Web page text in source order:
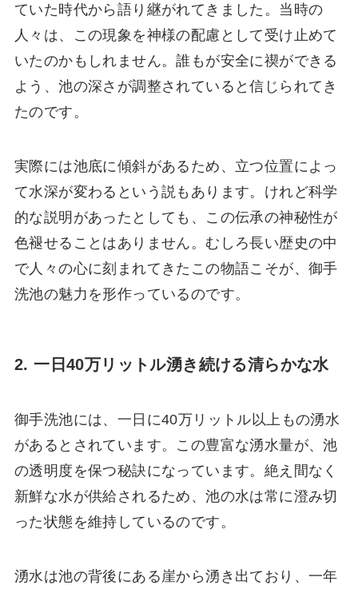
ていた時代から語り継がれてきました。当時の
人々は、この現象を神様の配慮として受け止めて
いたのかもしれません。誰もが安全に禊ができる
よう、池の深さが調整されていると信じられてき
たのです。
実際には池底に傾斜があるため、立つ位置によっ
て水深が変わるという説もあります。けれど科学
的な説明があったとしても、この伝承の神秘性が
色褪せることはありません。むしろ長い歴史の中
で人々の心に刻まれてきたこの物語こそが、御手
洗池の魅力を形作っているのです。
2. 一日40万リットル湧き続ける清らかな水
御手洗池には、一日に40万リットル以上もの湧水
があるとされています。この豊富な湧水量が、池
の透明度を保つ秘訣になっています。絶え間なく
新鮮な水が供給されるため、池の水は常に澄み切
った状態を維持しているのです。
湧水は池の背後にある崖から湧き出ており、一年